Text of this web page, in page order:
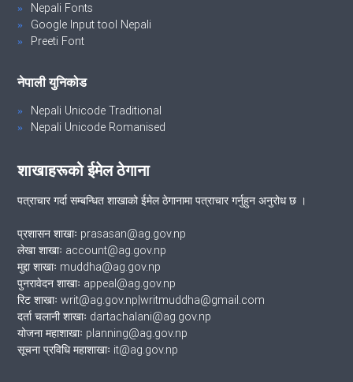
Nepali Fonts
Google Input tool Nepali
Preeti Font
नेपाली युनिकोड
Nepali Unicode Traditional
Nepali Unicode Romanised
शाखाहरूको ईमेल ठेगाना
पत्राचार गर्दा सम्बन्धित शाखाको ईमेल ठेगानामा पत्राचार गर्नुहुन अनुरोध छ ।
प्रशासन शाखाः prasasan@ag.gov.np
लेखा शाखाः account@ag.gov.np
मुद्दा शाखाः muddha@ag.gov.np
पुनरावेदन शाखाः appeal@ag.gov.np
रिट शाखाः writ@ag.gov.np|writmuddha@gmail.com
दर्ता चलानी शाखाः dartachalani@ag.gov.np
योजना महाशाखाः planning@ag.gov.np
सूचना प्रविधि महाशाखाः it@ag.gov.np